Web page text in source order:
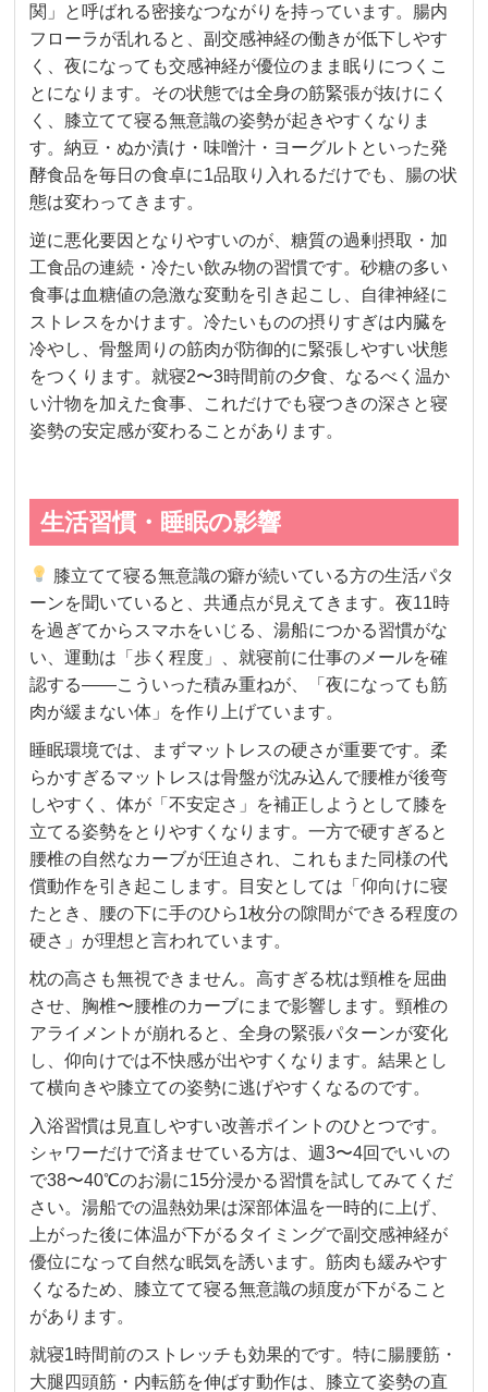
関」と呼ばれる密接なつながりを持っています。腸内
フローラが乱れると、副交感神経の働きが低下しやす
く、夜になっても交感神経が優位のまま眠りにつくこ
とになります。その状態では全身の筋緊張が抜けにく
く、膝立てて寝る無意識の姿勢が起きやすくなりま
す。納豆・ぬか漬け・味噌汁・ヨーグルトといった発
酵食品を毎日の食卓に1品取り入れるだけでも、腸の状
態は変わってきます。
逆に悪化要因となりやすいのが、糖質の過剰摂取・加
工食品の連続・冷たい飲み物の習慣です。砂糖の多い
食事は血糖値の急激な変動を引き起こし、自律神経に
ストレスをかけます。冷たいものの摂りすぎは内臓を
冷やし、骨盤周りの筋肉が防御的に緊張しやすい状態
をつくります。就寝2〜3時間前の夕食、なるべく温か
い汁物を加えた食事、これだけでも寝つきの深さと寝
姿勢の安定感が変わることがあります。
生活習慣・睡眠の影響
膝立てて寝る無意識の癖が続いている方の生活パタ
ーンを聞いていると、共通点が見えてきます。夜11時
を過ぎてからスマホをいじる、湯船につかる習慣がな
い、運動は「歩く程度」、就寝前に仕事のメールを確
認する——こういった積み重ねが、「夜になっても筋
肉が緩まない体」を作り上げています。
睡眠環境では、まずマットレスの硬さが重要です。柔
らかすぎるマットレスは骨盤が沈み込んで腰椎が後弯
しやすく、体が「不安定さ」を補正しようとして膝を
立てる姿勢をとりやすくなります。一方で硬すぎると
腰椎の自然なカーブが圧迫され、これもまた同様の代
償動作を引き起こします。目安としては「仰向けに寝
たとき、腰の下に手のひら1枚分の隙間ができる程度の
硬さ」が理想と言われています。
枕の高さも無視できません。高すぎる枕は頸椎を屈曲
させ、胸椎〜腰椎のカーブにまで影響します。頸椎の
アライメントが崩れると、全身の緊張パターンが変化
し、仰向けでは不快感が出やすくなります。結果とし
て横向きや膝立ての姿勢に逃げやすくなるのです。
入浴習慣は見直しやすい改善ポイントのひとつです。
シャワーだけで済ませている方は、週3〜4回でいいの
で38〜40℃のお湯に15分浸かる習慣を試してみてくだ
さい。湯船での温熱効果は深部体温を一時的に上げ、
上がった後に体温が下がるタイミングで副交感神経が
優位になって自然な眠気を誘います。筋肉も緩みやす
くなるため、膝立てて寝る無意識の頻度が下がること
があります。
就寝1時間前のストレッチも効果的です。特に腸腰筋・
大腿四頭筋・内転筋を伸ばす動作は、膝立て姿勢の直